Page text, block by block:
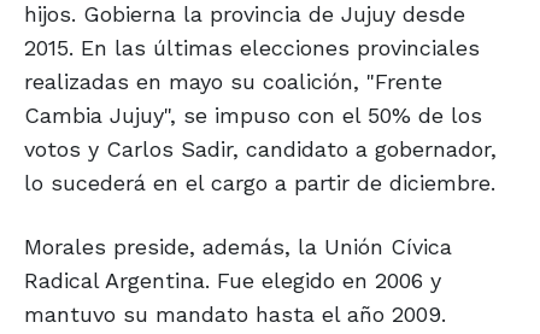
hijos. Gobierna la provincia de Jujuy desde
2015. En las últimas elecciones provinciales
realizadas en mayo su coalición, "Frente
Cambia Jujuy", se impuso con el 50% de los
votos y Carlos Sadir, candidato a gobernador,
lo sucederá en el cargo a partir de diciembre.
Morales preside, además, la Unión Cívica
Radical Argentina. Fue elegido en 2006 y
mantuvo su mandato hasta el año 2009.